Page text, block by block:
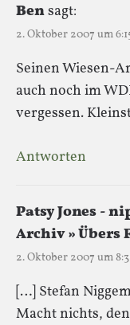
Bensagt:
2. Oktober 2007 um
Seinen Wiesen-
auch noch im
vergessen.
Antworten
Patsy Jones -
Archiv » Übers
2. Oktober 2007 um
[…] Stefan
Macht nichts,